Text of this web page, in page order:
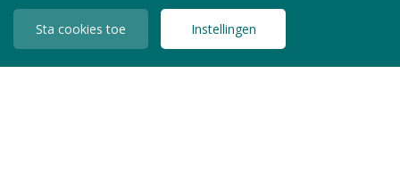
Sta cookies toe Instellingen